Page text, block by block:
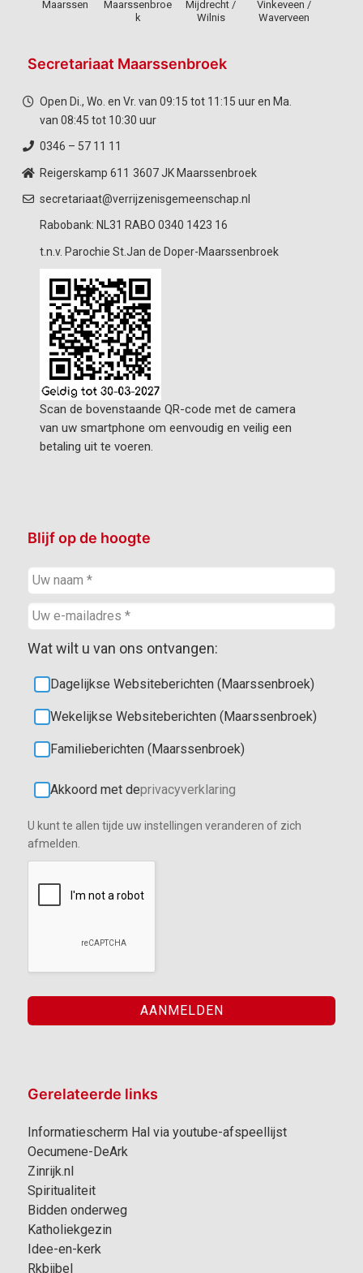
Maarssen
Maarssenbroe
k
Mijdrecht /
Wilnis
Vinkeveen /
Waverveen
Secretariaat Maarssenbroek
Open Di., Wo. en Vr. van 09:15 tot 11:15 uur en Ma.
van 08:45 tot 10:30 uur
0346 – 57 11 11
Reigerskamp 611 3607 JK Maarssenbroek
secretariaat@verrijzenisgemeenschap.nl
Rabobank: NL31 RABO 0340 1423 16
t.n.v. Parochie St.Jan de Doper-Maarssenbroek
Scan de bovenstaande QR-code met de camera
van uw smartphone om eenvoudig en veilig een
betaling uit te voeren.
Blijf op de hoogte
Wat wilt u van ons ontvangen:
Dagelijkse Websiteberichten (Maarssenbroek)
Wekelijkse Websiteberichten (Maarssenbroek)
Familieberichten (Maarssenbroek)
Akkoord met deprivacyverklaring
U kunt te allen tijde uw instellingen veranderen of zich
afmelden.
Gerelateerde links
Informatiescherm Hal via youtube-afspeellijst
Oecumene-DeArk
Zinrijk.nl
Spiritualiteit
Bidden onderweg
Katholiekgezin
Idee-en-kerk
Rkbijbel